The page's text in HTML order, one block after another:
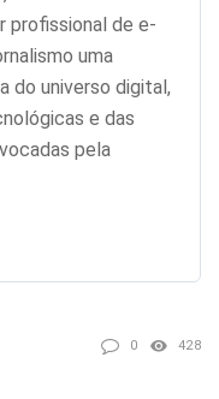
profissional de e-
uma
do universo digital,
e das
pela
0 428